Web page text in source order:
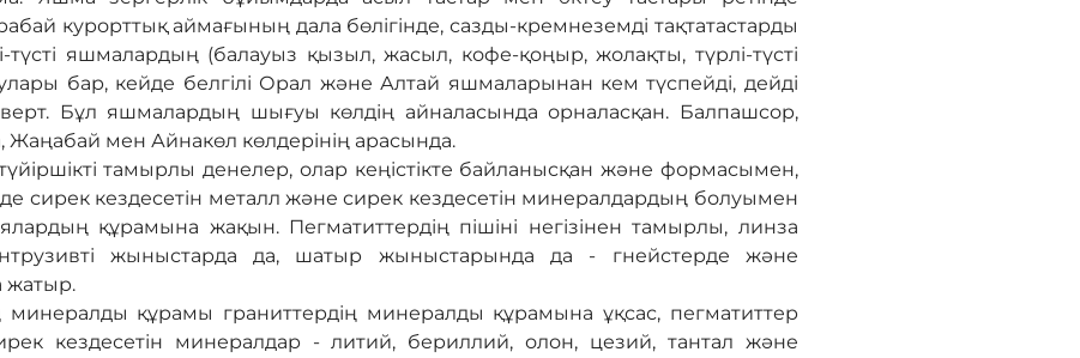
курорттық аймағының дала бөлігінде, сазды-кремнеземді тақтатастарды
түсті яшмалардың (балауыз қызыл, жасыл, кофе-қоңыр, жолақты, түрлі-түсті
бар, кейде белгілі Орал және Алтай яшмаларынан кем түспейді, дейді
Бұл яшмалардың шығуы көлдің айналасында орналасқан. Балпашсор,
Жаңабай мен Айнакөл көлдерінің арасында.
тамырлы денелер, олар кеңістікте байланысқан және формасымен,
сирек кездесетін металл және сирек кездесетін минералдардың болуымен
құрамына жақын. Пегматиттердің пішіні негізінен тамырлы, линза
жыныстарда да, шатыр жыныстарында да - гнейстерде және
жатыр.
минералды құрамы граниттердің минералды құрамына ұқсас, пегматиттер
кездесетін минералдар - литий, бериллий, олон, цезий, тантал және